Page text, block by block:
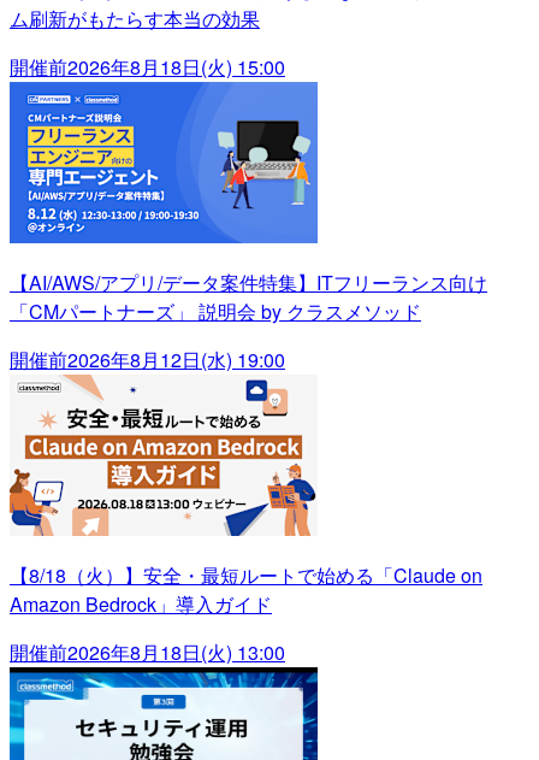
ム刷新がもたらす本当の効果
開催前2026年8月18日(火) 15:00
【AI/AWS/アプリ/データ案件特集】ITフリーランス向け
「CMパートナーズ」 説明会 by クラスメソッド
開催前2026年8月12日(水) 19:00
【8/18（火）】安全・最短ルートで始める「Claude on
Amazon Bedrock」導入ガイド
開催前2026年8月18日(火) 13:00